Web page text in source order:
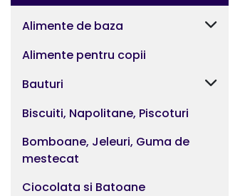
Alimente de baza
Alimente pentru copii
Bauturi
Biscuiti, Napolitane, Piscoturi
Bomboane, Jeleuri, Guma de
mestecat
Ciocolata si Batoane